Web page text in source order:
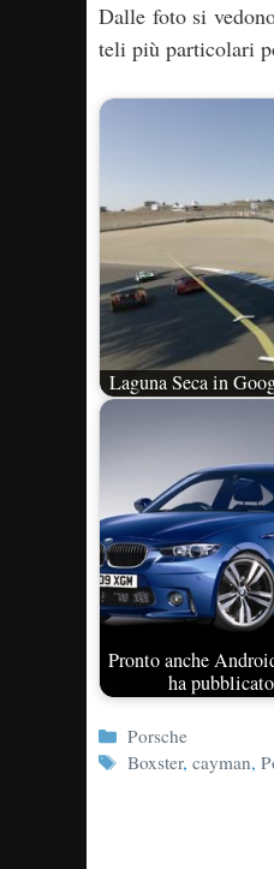
Dalle foto si
teli più particolari
Laguna Seca in
Pronto anche
ha
Categorie
Porsche
Tag
Boxster,cayman,